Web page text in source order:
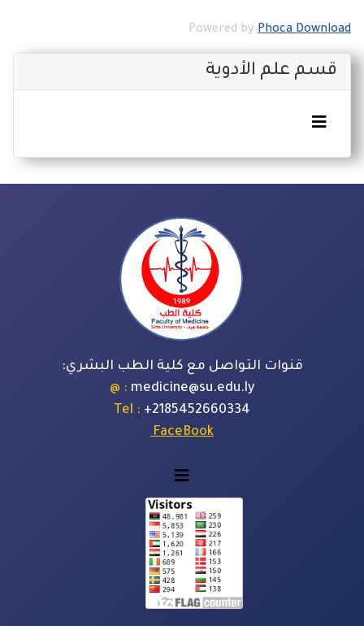
قسم علم الأدوية
Powered by Phoca Download
قنوات التواصل مع كلية الطب البشري:
medicine@su.edu.ly
: @
2185452660334
+
: Tel
FaceBook